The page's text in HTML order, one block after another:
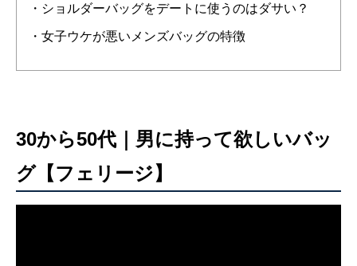
・ショルダーバッグをデートに使うのはダサい？
・女子ウケが悪いメンズバッグの特徴
30から50代｜男に持って欲しいバッ
グ【フェリージ】